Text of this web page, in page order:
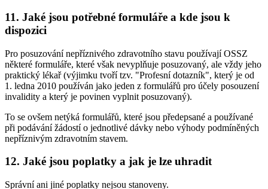
11. Jaké jsou potřebné formuláře a kde jsou k
dispozici
Pro posuzování nepříznivého zdravotního stavu používají OSSZ
některé formuláře, které však nevyplňuje posuzovaný, ale vždy jeho
praktický lékař (výjimku tvoří tzv. "Profesní dotazník", který je od
1. ledna 2010 používán jako jeden z formulářů pro účely posouzení
invalidity a který je povinen vyplnit posuzovaný).
To se ovšem netýká formulářů, které jsou předepsané a používané
při podávání žádostí o jednotlivé dávky nebo výhody podmíněných
nepříznivým zdravotním stavem.
12. Jaké jsou poplatky a jak je lze uhradit
Správní ani jiné poplatky nejsou stanoveny.